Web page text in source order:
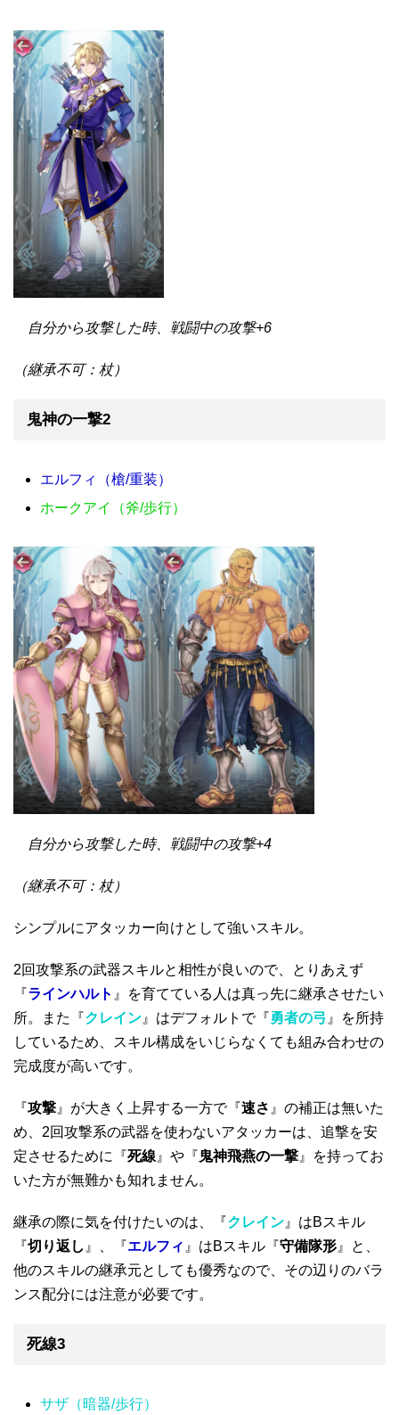
自分から攻撃した時、戦闘中の攻撃+6
（継承不可：杖）
鬼神の一撃2
エルフィ（槍/重装）
ホークアイ（斧/歩行）
自分から攻撃した時、戦闘中の攻撃+4
（継承不可：杖）
シンプルにアタッカー向けとして強いスキル。
2回攻撃系の武器スキルと相性が良いので、とりあえず
『ラインハルト 』を育てている人は真っ先に継承させたい
所。また『クレイン 』はデフォルトで『勇者の弓 』を所持
しているため、スキル構成をいじらなくても組み合わせの
完成度が高いです。
『攻撃 』が大きく上昇する一方で『速さ 』の補正は無いた
め、2回攻撃系の武器を使わないアタッカーは、追撃を安
定させるために『死線 』や『鬼神飛燕の一撃 』を持ってお
いた方が無難かも知れません。
継承の際に気を付けたいのは、『クレイン 』はBスキル
『切り返し 』、『エルフィ 』はBスキル『守備隊形 』と、
他のスキルの継承元としても優秀なので、その辺りのバラ
ンス配分には注意が必要です。
死線3
サザ（暗器/歩行）